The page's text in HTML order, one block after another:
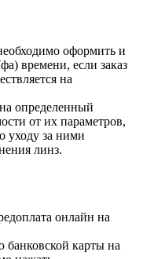
оформить и
времени, если заказ
на
определенный
от их параметров,
уходу за ними
линз.
онлайн на
карты на